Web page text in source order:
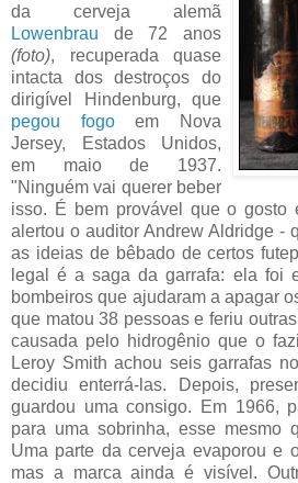
da cerveja alemã
Lowenbrau de 72 anos
(foto), recuperada quase
intacta dos destroços do
dirigível Hindenburg, que
pegou fogoem Nova
Jersey, Estados Unidos,
em maio de 1937.
"Ninguém vai querer beber
isso. É bem provável que o gosto
alertou o auditor Andrew Aldridge -
as ideias de bêbado de certos
legal é a saga da garrafa: ela foi
bombeiros que ajudaram a apagar
que matou 38 pessoas e feriu
causada pelo hidrogênio que o
Leroy Smith achou seis garrafas
decidiu enterrá-las. Depois,
guardou uma consigo. Em 1966,
para uma sobrinha, esse mesmo
Uma parte da cerveja evaporou e
mas a marca ainda é visível.